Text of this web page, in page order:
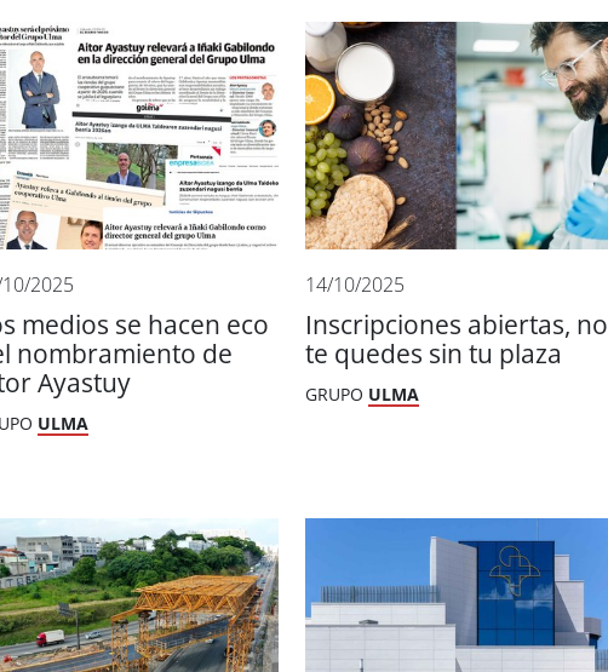
2025
medios se hacen eco
nombramiento de
Ayastuy
ULMA
14/10/2025
Inscripciones abiertas, no
te quedes sin tu plaza
GRUPO ULMA